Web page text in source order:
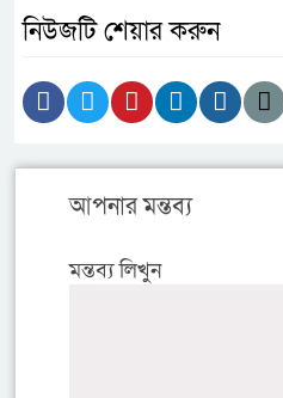
নিউজটি শেয়ার করুন
আপনার মন্তব্য
মন্তব্য লিখুন